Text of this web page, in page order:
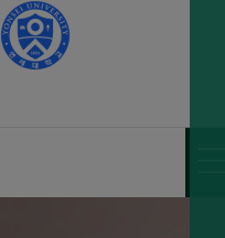
강남숙